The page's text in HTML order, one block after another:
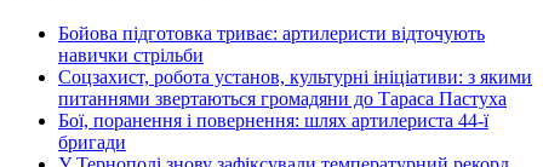
Бойова підготовка триває: артилеристи відточують
навички стрільби
Соцзахист, робота установ, культурні ініціативи: з якими
питаннями звертаються громадяни до Тараса Пастуха
Бої, поранення і повернення: шлях артилериста 44-ї
бригади